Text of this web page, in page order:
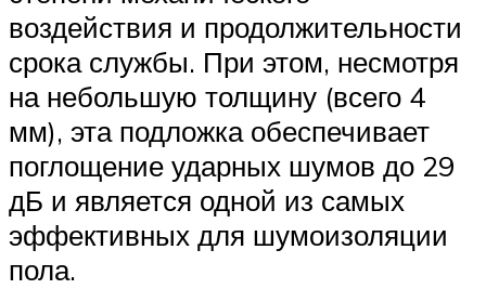
воздействия и продолжительности
срока службы. При этом, несмотря
на небольшую толщину (всего 4
мм), эта подложка обеспечивает
поглощение ударных шумов до 29
дБ и является одной из самых
эффективных для шумоизоляции
пола.